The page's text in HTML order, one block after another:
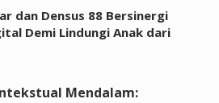
dan Densus 88 Bersinergi
Demi Lindungi Anak dari
Mendalam: